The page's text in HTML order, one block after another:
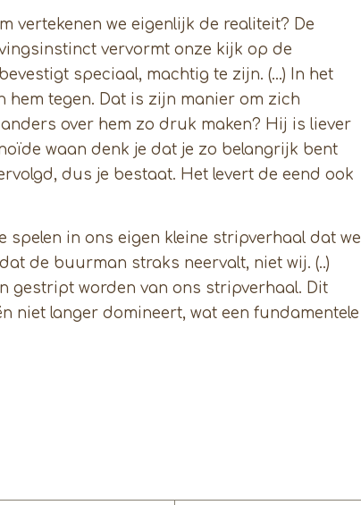
vertekenen we eigenlijk de realiteit? De
vervormt onze kijk op de
speciaal, machtig te zijn. (…) In het
hem tegen. Dat is zijn manier om zich
over hem zo druk maken? Hij is liever
waan denk je dat je zo belangrijk bent
dus je bestaat. Het levert de eend ook
spelen in ons eigen kleine stripverhaal dat we
de buurman straks neervalt, niet wij. (..)
gestript worden van ons stripverhaal. Dit
niet langer domineert, wat een fundamentele